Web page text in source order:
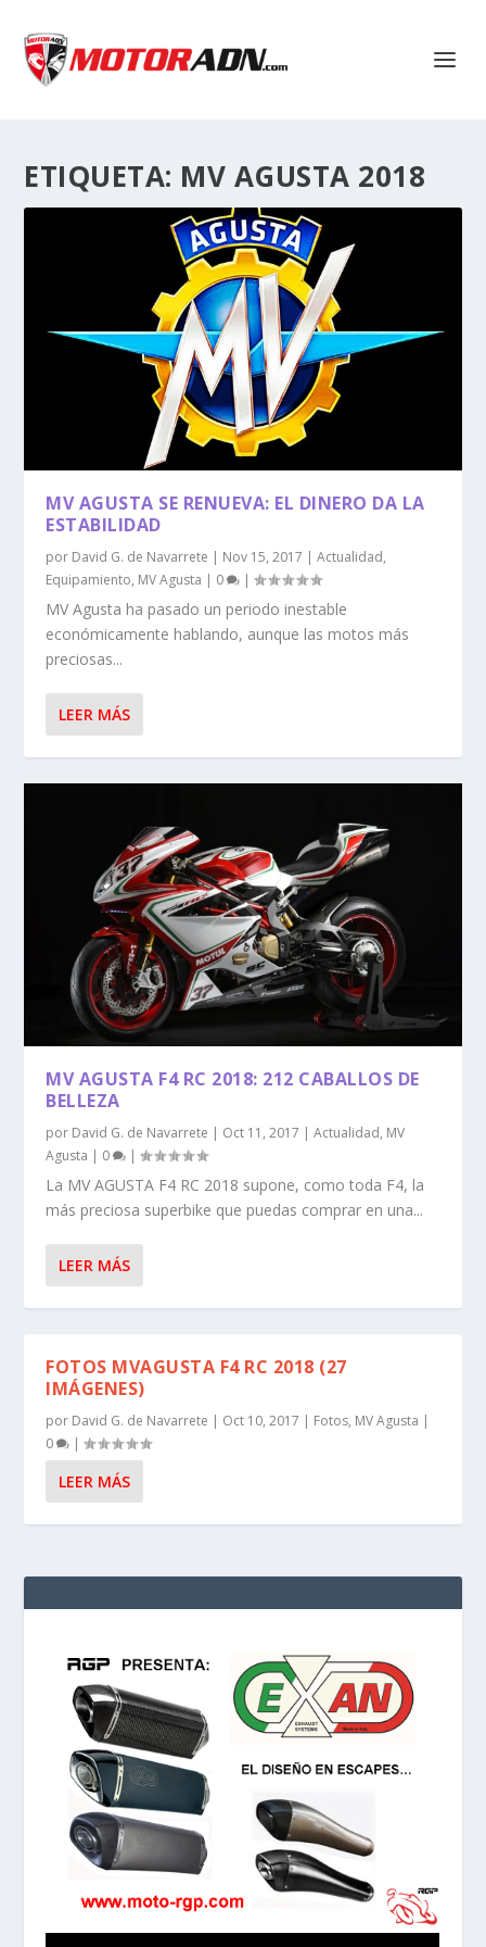
ETIQUETA: MV AGUSTA 2018
MV AGUSTA SE RENUEVA: EL DINERO DA LA
ESTABILIDAD
por David G. de Navarrete | Nov 15, 2017 |Actualidad,
Equipamiento, MV Agusta | 0 |
MV Agusta ha pasado un periodo inestable
económicamente hablando, aunque las motos más
preciosas...
LEER MÁS
MV AGUSTA F4 RC 2018: 212 CABALLOS DE
BELLEZA
por David G. de Navarrete | Oct 11, 2017 |Actualidad, MV
Agusta | 0 |
La MV AGUSTA F4 RC 2018 supone, como toda F4, la
más preciosa superbike que puedas comprar en una...
LEER MÁS
FOTOS MVAGUSTA F4 RC 2018 (27
IMÁGENES)
por David G. de Navarrete | Oct 10, 2017 | Fotos, MV Agusta |
0
|
LEER MÁS